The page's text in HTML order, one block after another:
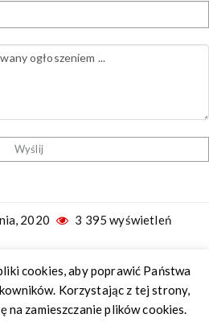
Wyślij
2020 3 395 wyświetleń
. Wszelkie prawa
ul. Kościuszki 93
cookies, aby poprawić Państwa
Korzystając z tej strony,
na zamieszczanie plików cookies.